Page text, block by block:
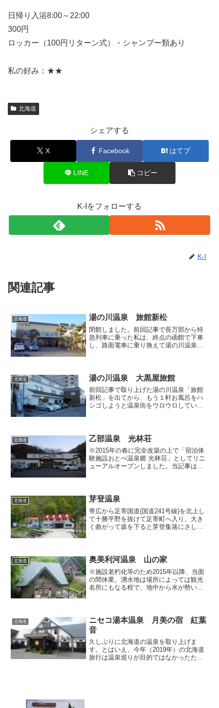
日帰り入浴8:00～22:00
300円
ロッカー（100円リターン式）・シャンプー類あり
私の好み：★★
北海道
シェアする
X Facebook はてブ
LINE コピー
K-Iをフォローする
K-I
関連記事
北海道 湯の川温泉 旅館新松
閉館しました。前回記事で長万部から特
急列車に乗った私は、終点の函館で下車
し、路面電車に乗り換えて湯の川温泉で
す。 深紅のカーペット...
北海道 湯の川温泉 大黒屋旅館
前回記事で取り上げた湯の川温泉「旅館
新松」を出てから、もう１軒お風呂をハ
シゴしようと温泉街をウロウロしていた
た。 ロビーでは坊主頭の...
北海道 乙部温泉 光林荘
※2015年の春に完全改築の上で「宿泊体
験施設おとべ温泉郷 光林荘」としてリニ
ューアルオープンしました。当記事は旧
今回通された「...
北海道 芽登温泉
帯広から足寄国道(国道241号線)を北上し
て十勝平野を抜けて足寄町へ入り、大き
く曲がって坂を下ると芽登集落にさしか
従ってダート...
北海道 奥美利河温泉 山の家
※施設老朽化等のため2015年以降、当面
の間休業。湧水地は場所によっては観光
名所にもなる程で、地中から水が勢いよ
の源泉は人の手によっ...
北海道
ニセコ湯本温泉 月美の宿 紅葉
音
久しぶりに北海道の温泉を取り上げま
す。とはいえ、今年（2019年）の北海道
旅行は温泉巡りが目的ではなかったた